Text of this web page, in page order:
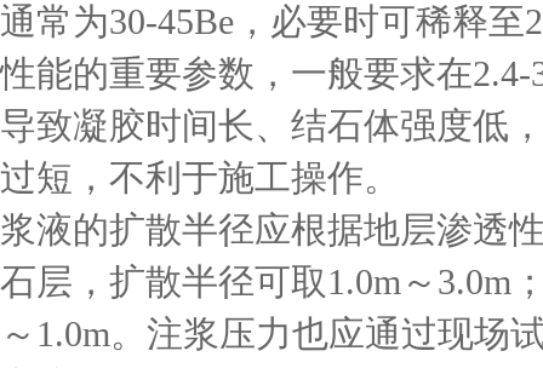
通常为30-45Be，必要时可稀释
性能的重要参数，一般要求在
导致凝胶时间长、结石体强度低
过短，不利于施工操作。
浆液的扩散半径应根据地层渗透
石层，扩散半径可取1.0m～3.0m
～1.0m。注浆压力也应通过现场